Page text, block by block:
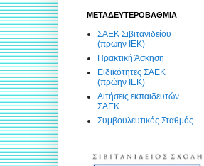
ΜΕΤΑΔΕΥΤΕΡΟΒΑΘΜΙΑ
ΣΑΕΚ Σιβιτανιδείου
(πρώην ΙΕΚ)
Πρακτική Άσκηση
Ειδικότητες ΣΑΕΚ
(πρώην ΙΕΚ)
Αιτήσεις εκπαιδευτών
ΣΑΕΚ
Συμβουλευτικός Σταθμός